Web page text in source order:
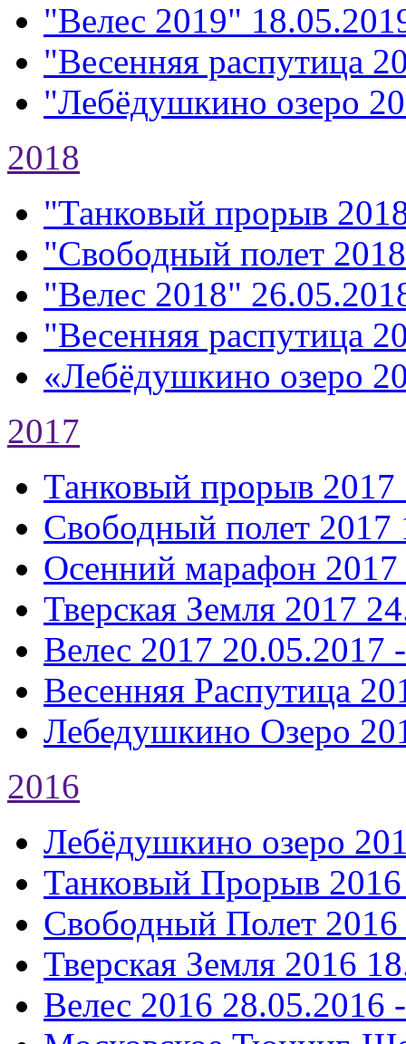
"Велес 2019"
"Весенняя распутица
"Лебёдушкино озеро
2018
"Танковый прорыв
"Свободный полет
"Велес 2018"
"Весенняя распутица
«Лебёдушкино озеро
2017
Танковый прорыв 2017
Свободный полет 2017
Осенний марафон 2017
Тверская Земля 2017
Велес 2017 20.05.2017
Весенняя Распутица
Лебедушкино Озеро
2016
Лебёдушкино озеро
Танковый Прорыв 2016
Свободный Полет 2016
Тверская Земля 2016
Велес 2016 28.05.2016